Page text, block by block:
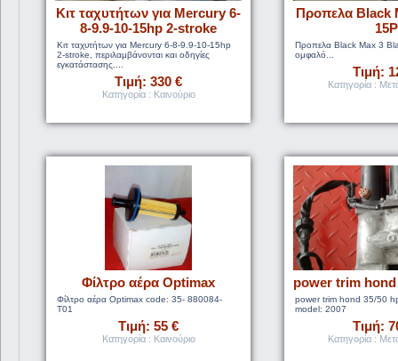
Κιτ ταχυτήτων για Mercury 6-
8-9.9-10-15hp 2-stroke
Κιτ ταχυτήτων για Mercury 6-8-9.9-10-15hp
2-stroke, περιλαμβάνονται και οδηγίες
εγκατάστασης....
Τιμή: 330 €
Κατηγορία : Καινούριο
Προπελα Black
15P
Προπελα Black Max 3
ομφαλό...
Τιμή:
Κατηγορία :
Φίλτρο αέρα Optimax
Φίλτρο αέρα Optimax code: 35- 880084-
T01
Τιμή: 55 €
Κατηγορία : Καινούριο
power trim hond
power trim hond 35/50
model: 2007
Τιμή:
Κατηγορία :